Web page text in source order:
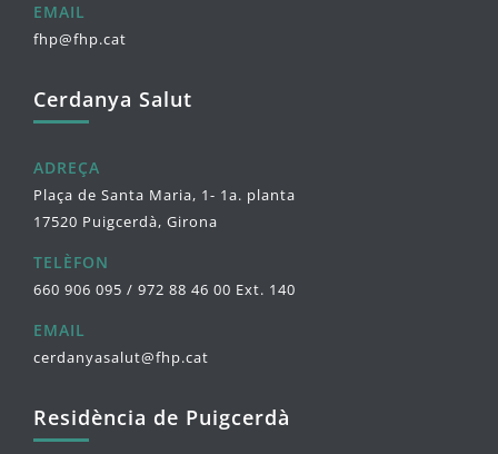
EMAIL
fhp@fhp.cat
Cerdanya Salut
ADREÇA
Plaça de Santa Maria, 1- 1a. planta
17520 Puigcerdà, Girona
TELÈFON
660 906 095 / 972 88 46 00 Ext. 140
EMAIL
cerdanyasalut@fhp.cat
Residència de Puigcerdà